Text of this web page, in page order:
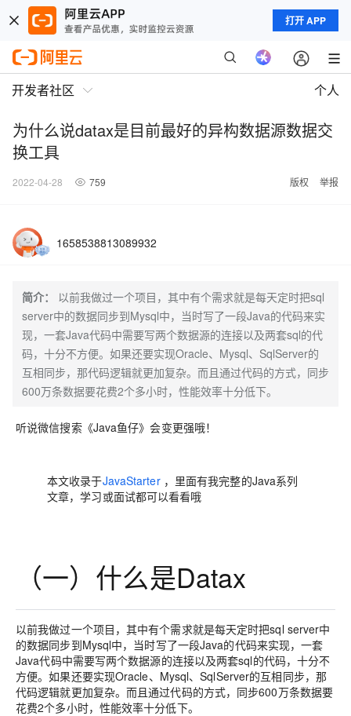
打开 APP
开发者社区 个人
为什么说datax是目前最好的异构数据源数据交
换工具
2022-04-28 759 版权 举报
1658538813089932
简介：
以前我做过一个项目，其中有个需求就是每天定时把sql
server中的数据同步到Mysql中，当时写了一段Java的代码来实
现，一套Java代码中需要写两个数据源的连接以及两套sql的代
码，十分不方便。如果还要实现Oracle、Mysql、SqlServer的
互相同步，那代码逻辑就更加复杂。而且通过代码的方式，同步
600万条数据要花费2个多小时，性能效率十分低下。
听说微信搜索《Java鱼仔》会变更强哦！
本文收录于JavaStarter，里面有我完整的Java系列
文章，学习或面试都可以看看哦
（一）什么是Datax
以前我做过一个项目，其中有个需求就是每天定时把sql server中
的数据同步到Mysql中，当时写了一段Java的代码来实现，一套
Java代码中需要写两个数据源的连接以及两套sql的代码，十分不
方便。如果还要实现Oracle、Mysql、SqlServer的互相同步，那
代码逻辑就更加复杂。而且通过代码的方式，同步600万条数据要
花费2个多小时，性能效率十分低下。